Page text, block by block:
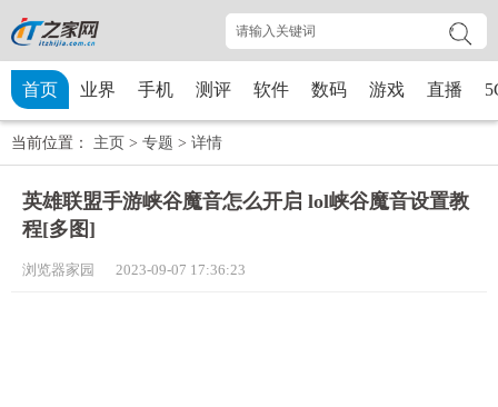
首页 业界 手机 测评 软件 数码 游戏 直播
当前位置： 主页 > 专题 > 详情
英雄联盟手游峡谷魔音怎么开启 lol峡谷魔音设置教
程[多图]
浏览器家园 2023-09-07 17:36:23